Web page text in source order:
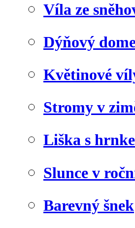
Víla ze
Dýňový
Květinové
Stromy v
Liška s
Slunce v
Barevný šnek